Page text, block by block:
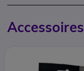
Accessoires